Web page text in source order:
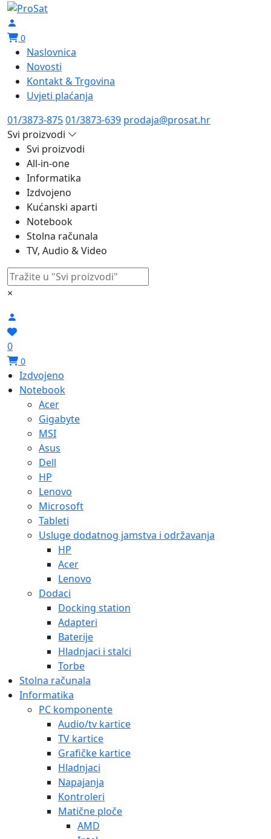
0
Naslovnica
Novosti
Kontakt & Trgovina
Uvjeti plaćanja
01/3873-87501/3873-639 prodaja@prosat.hr
Svi proizvodi
Svi proizvodi
All-in-one
Informatika
Izdvojeno
Kućanski aparti
Notebook
Stolna računala
TV, Audio & Video
×
0
0
Izdvojeno
Notebook
Acer
Gigabyte
MSI
Asus
Dell
HP
Lenovo
Microsoft
Tableti
Usluge dodatnog jamstva i održavanja
HP
Acer
Lenovo
Dodaci
Docking station
Adapteri
Baterije
Hladnjaci i stalci
Torbe
Stolna računala
Informatika
PC komponente
Audio/tv kartice
TV kartice
Grafičke kartice
Hladnjaci
Napajanja
Kontroleri
Matične ploče
AMD